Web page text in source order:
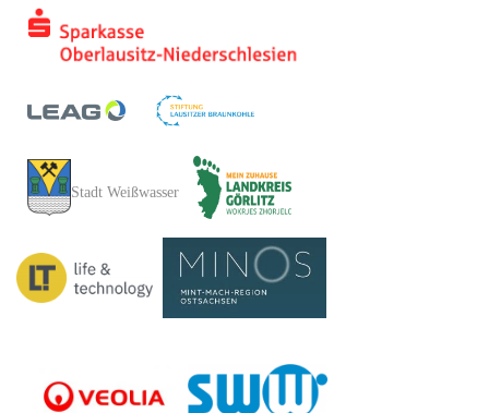
Stadt Weißwasser